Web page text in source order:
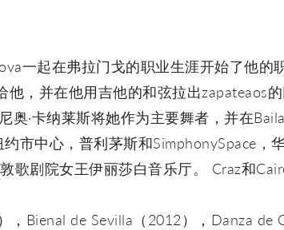
一起在弗拉门戈的职业生涯开始了他的
，并在他用吉他的和弦拉出zapateaos
奥·卡纳莱斯将她作为主要舞者，并在
市中心，普利茅斯和SimphonySpace，
歌剧院女王伊丽莎白音乐厅。 Craz和
，Bienal de Sevilla（2012），Danza de